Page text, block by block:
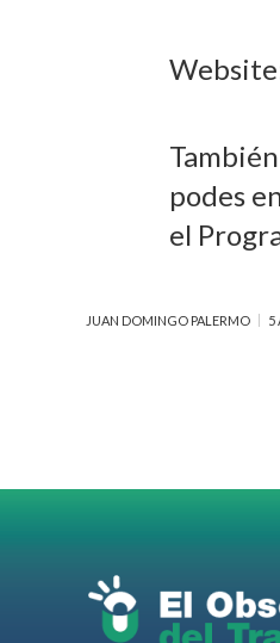
podes
el
JUAN DOMINGO PALERMO 5